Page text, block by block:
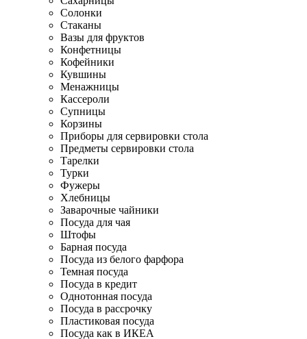
Солонки
Стаканы
Вазы для фруктов
Конфетницы
Кофейники
Кувшины
Менажницы
Кассероли
Супницы
Корзины
Приборы для сервировки стола
Предметы сервировки стола
Тарелки
Турки
Фужеры
Хлебницы
Заварочные чайники
Посуда для чая
Штофы
Барная посуда
Посуда из белого фарфора
Темная посуда
Посуда в кредит
Однотонная посуда
Посуда в рассрочку
Пластиковая посуда
Посуда как в ИКЕА